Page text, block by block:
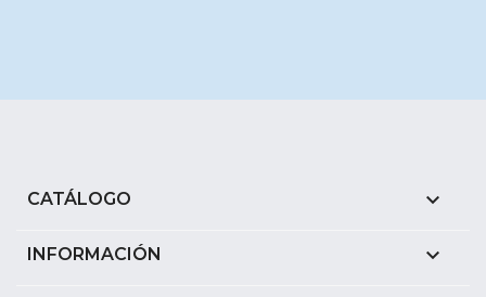
CATÁLOGO 
INFORMACIÓN 